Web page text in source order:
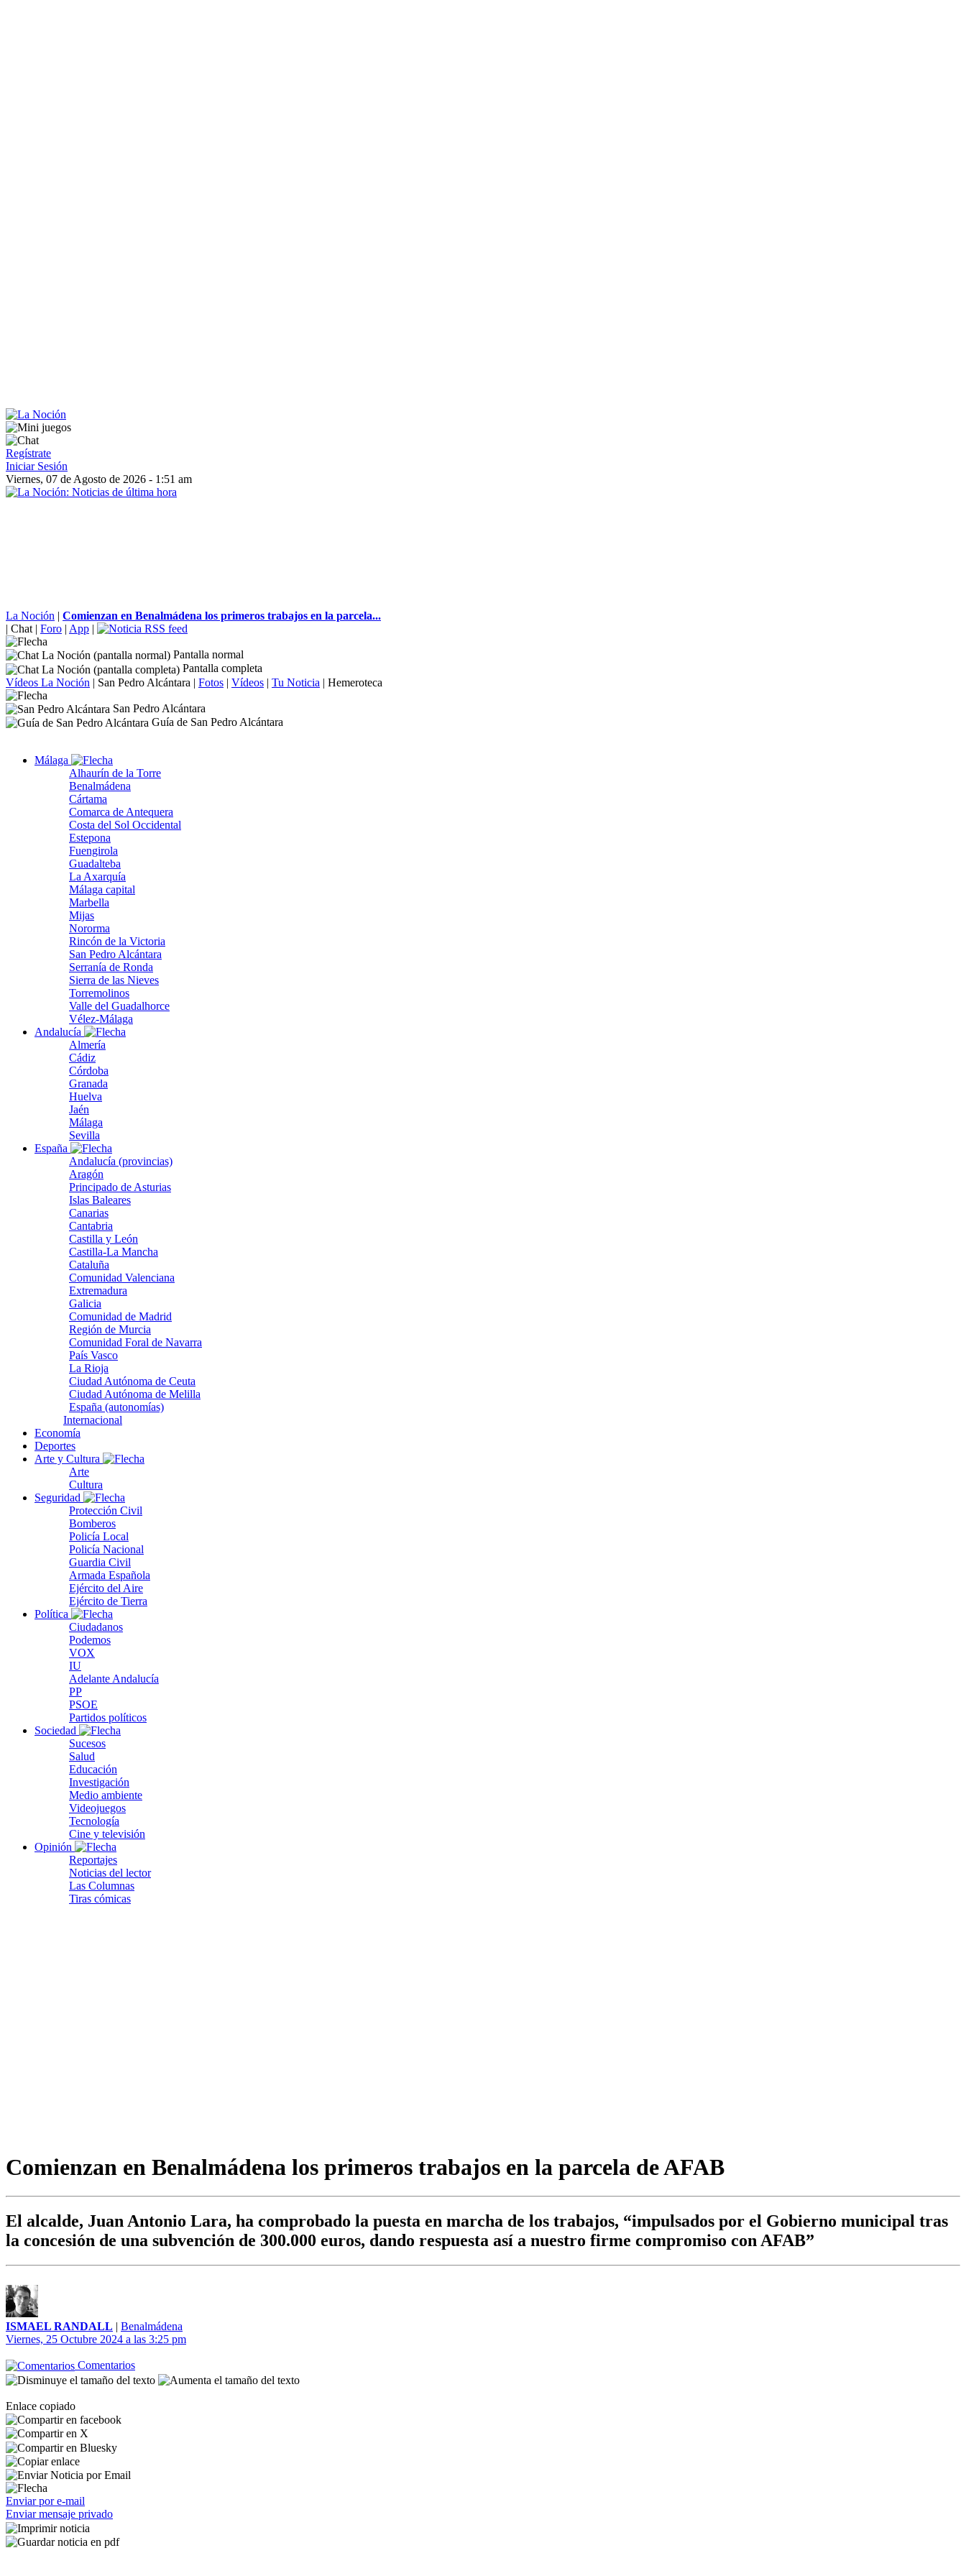
Regístrate
Iniciar Sesión
Viernes, 07 de Agosto de 2026 - 1:51 am
La Noción | Comienzan en Benalmádena los primeros trabajos en la parcela...
| Chat | Foro | App |
Pantalla normal
Pantalla completa
Vídeos La Noción | San Pedro Alcántara | Fotos | Vídeos | Tu Noticia | Hemeroteca
San Pedro Alcántara
Guía de San Pedro Alcántara
Málaga
Alhaurín de la Torre
Benalmádena
Cártama
Comarca de Antequera
Costa del Sol Occidental
Estepona
Fuengirola
Guadalteba
La Axarquía
Málaga capital
Marbella
Mijas
Nororma
Rincón de la Victoria
San Pedro Alcántara
Serranía de Ronda
Sierra de las Nieves
Torremolinos
Valle del Guadalhorce
Vélez-Málaga
Andalucía
Almería
Cádiz
Córdoba
Granada
Huelva
Jaén
Málaga
Sevilla
España
Andalucía (provincias)
Aragón
Principado de Asturias
Islas Baleares
Canarias
Cantabria
Castilla y León
Castilla-La Mancha
Cataluña
Comunidad Valenciana
Extremadura
Galicia
Comunidad de Madrid
Región de Murcia
Comunidad Foral de Navarra
País Vasco
La Rioja
Ciudad Autónoma de Ceuta
Ciudad Autónoma de Melilla
España (autonomías)
Internacional
Economía
Deportes
Arte y Cultura
Arte
Cultura
Seguridad
Protección Civil
Bomberos
Policía Local
Policía Nacional
Guardia Civil
Armada Española
Ejército del Aire
Ejército de Tierra
Política
Ciudadanos
Podemos
VOX
IU
Adelante Andalucía
PP
PSOE
Partidos políticos
Sociedad
Sucesos
Salud
Educación
Investigación
Medio ambiente
Videojuegos
Tecnología
Cine y televisión
Opinión
Reportajes
Noticias del lector
Las Columnas
Tiras cómicas
Comienzan en Benalmádena los primeros trabajos en la parcela de AFAB
El alcalde, Juan Antonio Lara, ha comprobado la puesta en marcha de los trabajos, “impulsados por el Gobierno municipal tras
la concesión de una subvención de 300.000 euros, dando respuesta así a nuestro firme compromiso con AFAB”
ISMAEL RANDALL | Benalmádena
Viernes, 25 Octubre 2024 a las 3:25 pm
Comentarios
Enlace copiado
Enviar por e-mail
Enviar mensaje privado